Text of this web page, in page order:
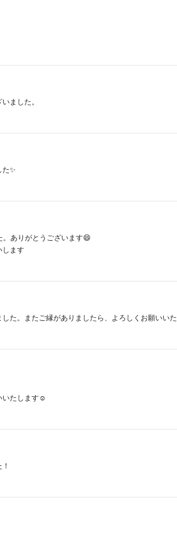
ました。
✨
ありがとうございます😄
します
た。またご縁がありましたら、よろしくお願いい
いたします☺️